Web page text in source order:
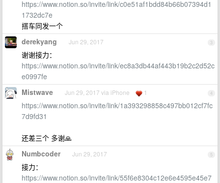
https://www.notion.so/invite/link/c0e51af1bdd84b66b07394d1
1732dc7e
搭车同发一个
3
derekyang Jun 29, 2017
谢谢接力：
https://www.notion.so/invite/link/ec8a3db44af443b19b2c2d52c
e0997fe
4
Mistwave Jun 29, 2017 via iPhone 1
https://www.notion.so/invite/link/1a393298858c497bb012cf7fc
7d9fd31
还差三个 多谢🙏
5
Numbcoder Jun 29, 2017
接力：
https://www.notion.so/invite/link/55f6e8304c12e6e4595e45e7